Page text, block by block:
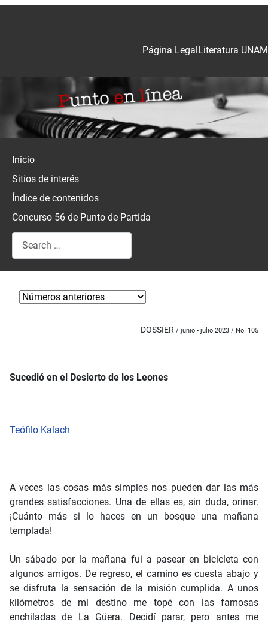
Literatura UNAM
Página Legal
Inicio
Sitios de interés
Índice de contenidos
Concurso 56 de Punto de Partida
Search
DOSSIER / junio - julio 2023 / No. 105
Sucedió en el Desierto de los Leones
Teófilo Kalach
A veces las cosas más simples nos pueden dar las más
grandes satisfacciones. Una de ellas es, sin duda, orinar.
¡Cuánto más si lo haces en un bosque una mañana
templada!
Un sábado por la mañana fui a pasear en bicicleta con
algunos amigos. De regreso, el camino es cuesta abajo y
se disfruta la sensación de la misión cumplida. A unos
kilómetros de mi destino me topé con las famosas
enchiladas de La Güera. Decidí parar, pero antes me